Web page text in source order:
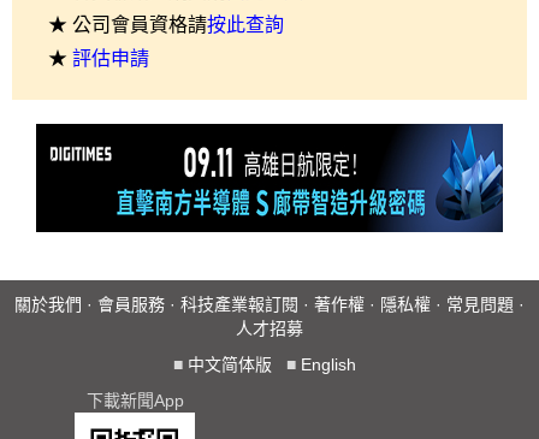
★ 公司會員資格請按此查詢
★ 評估申請
關於我們 · 會員服務 · 科技產業報訂閱 · 著作權 · 隱私權 · 常見問題 ·
人才招募
■ 中文简体版 ■ English
下載新聞App